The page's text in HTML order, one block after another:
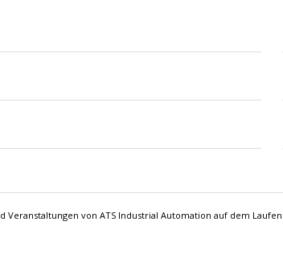
Veranstaltungen von ATS Industrial Automation auf dem